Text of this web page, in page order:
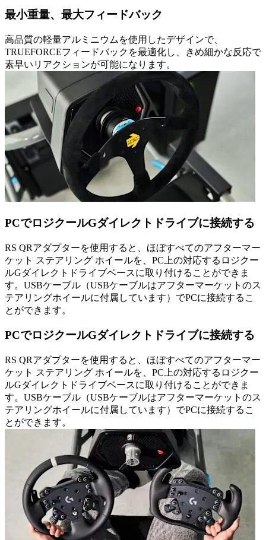
最小重量、最大フィードバック
高品質の軽量アルミニウムを使用したデザインで、
TRUEFORCEフィードバックを最適化し、きめ細かな反応で
素早いリアクションが可能になります。
PCでロジクールGダイレクトドライブに接続する
RS QRアダプターを使用すると、ほぼすべてのアフターマー
ケット ステアリング ホイールを、PC上の対応するロジクー
ルGダイレクトドライブベースに取り付けることができま
す。USBケーブル（USBケーブルはアフターマーケットのス
テアリングホイールに付属しています）でPCに接続するこ
とができます。
PCでロジクールGダイレクトドライブに接続する
RS QRアダプターを使用すると、ほぼすべてのアフターマー
ケット ステアリング ホイールを、PC上の対応するロジクー
ルGダイレクトドライブベースに取り付けることができま
す。USBケーブル（USBケーブルはアフターマーケットのス
テアリングホイールに付属しています）でPCに接続するこ
とができます。